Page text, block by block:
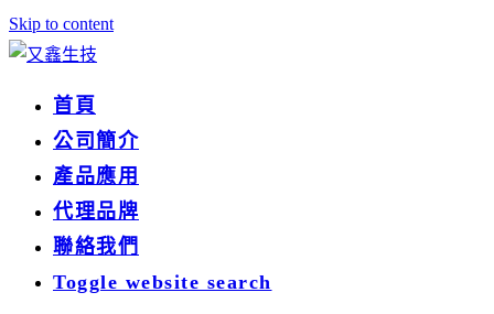
Skip to content
首頁
公司簡介
產品應用
代理品牌
聯絡我們
Toggle website search